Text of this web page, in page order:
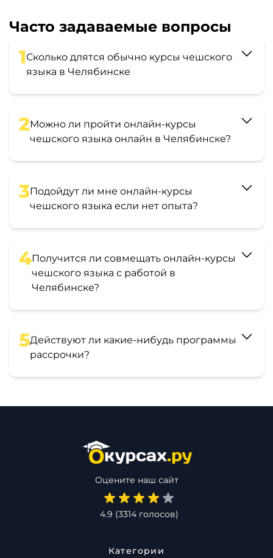
Часто задаваемые вопросы
1Сколько длятся обычно курсы чешского
языка в Челябинске
2Можно ли пройти онлайн-курсы
чешского языка онлайн в Челябинске?
3Подойдут ли мне онлайн-курсы
чешского языка если нет опыта?
4Получится ли совмещать онлайн-курсы
чешского языка с работой в
Челябинске?
5Действуют ли какие-нибудь программы
рассрочки?
Оцените наш сайт
4.9 (3314голосов)
Категории